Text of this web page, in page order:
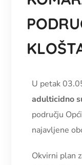
U petak
adulticidno
području
najavljene
Okvirni plan